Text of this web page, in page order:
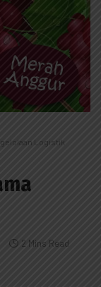
Logistik
2 Mins Read